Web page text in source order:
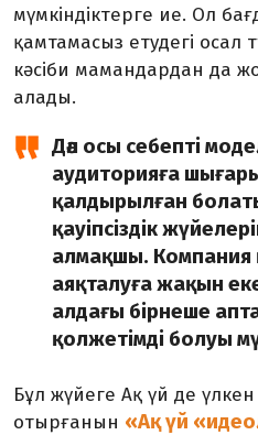
мүмкіндіктерге ие. Ол
қамтамасыз етудегі осал
кәсіби мамандардан да
алады.
Дәл осы себепті
аудиторияға
қалдырылған
қауіпсіздік
алмақшы. Компания
аяқталуға жақын
алдағы бірнеше
қолжетімді болуы
Бұл жүйеге Ақ үй де
отырғанын «Ақ үй